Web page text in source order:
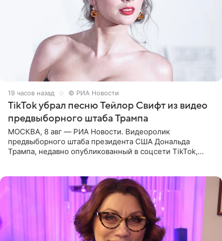
19 часов назад © РИА Новости
TikTok убрал песню Тейлор Свифт из видео
предвыборного штаба Трампа
МОСКВА, 8 авг — РИА Новости. Видеоролик
предвыборного штаба президента США Дональда
Трампа, недавно опубликованный в соцсети TikTok,